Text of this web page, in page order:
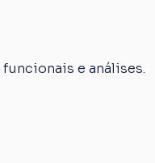
e análises.